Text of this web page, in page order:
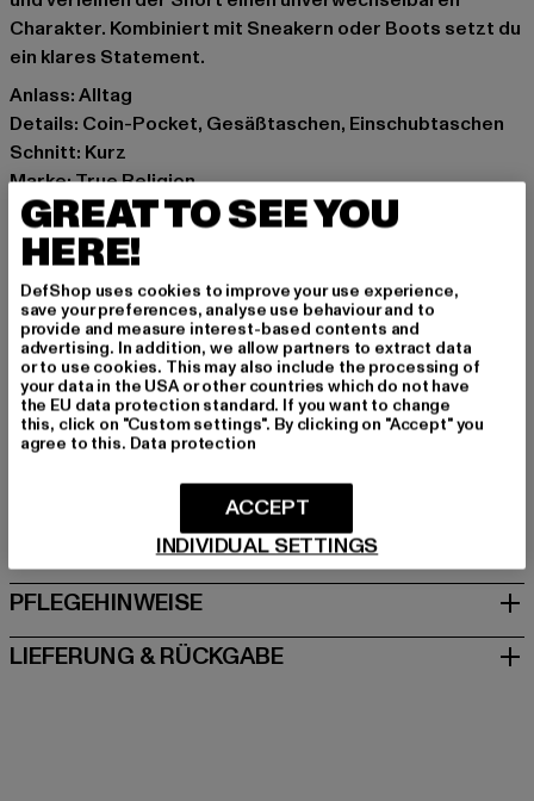
Charakter. Kombiniert mit Sneakern oder Boots setzt du
ein klares Statement.
Anlass: Alltag
Details: Coin-Pocket, Gesäßtaschen, Einschubtaschen
Schnitt: Kurz
Marke: True Religion
Kat.: Denim Shorts
Farbe: blau
Hersteller Farbe: joey lr short flap
Materialzusammensetzung: 70% Baumwolle, 19%
Polyester, 9% Viskose, 2% Elasthan
Art.Nr: TR209937-23642
Hersteller: True Religion Brand Jeans Germany GmbH |
vertrieb@unifafashion.com
GRÖSSE & PASSFORM
PFLEGEHINWEISE
LIEFERUNG & RÜCKGABE
GREAT TO SEE YOU
HERE!
DefShop uses cookies to improve your use experience,
save your preferences, analyse use behaviour and to
provide and measure interest-based contents and
advertising. In addition, we allow partners to extract data
or to use cookies. This may also include the processing of
your data in the USA or other countries which do not have
the EU data protection standard. If you want to change
this, click on "Custom settings". By clicking on "Accept" you
agree to this. Data protection
INDIVIDUAL SETTINGS
ACCEPT